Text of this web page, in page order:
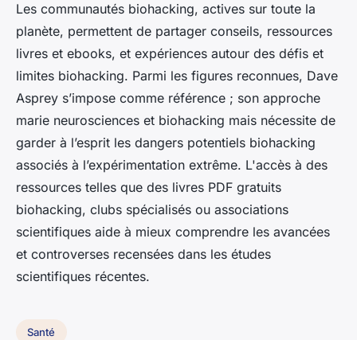
Les communautés biohacking, actives sur toute la
planète, permettent de partager conseils, ressources
livres et ebooks, et expériences autour des défis et
limites biohacking. Parmi les figures reconnues, Dave
Asprey s’impose comme référence ; son approche
marie neurosciences et biohacking mais nécessite de
garder à l’esprit les dangers potentiels biohacking
associés à l’expérimentation extrême. L'accès à des
ressources telles que des livres PDF gratuits
biohacking, clubs spécialisés ou associations
scientifiques aide à mieux comprendre les avancées
et controverses recensées dans les études
scientifiques récentes.
Santé